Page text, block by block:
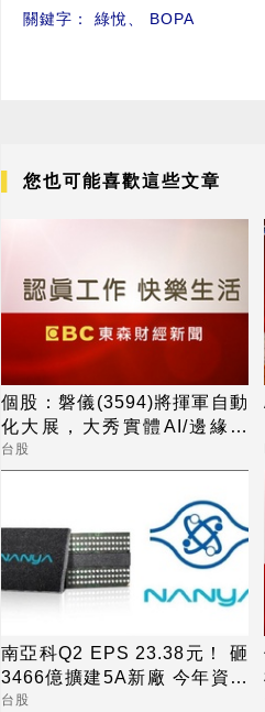
關鍵字： 綠悅、 BOPA
您也可能喜歡這些文章
個股：磐儀(3594)將揮軍自動
化大展，大秀實體AI/邊緣運
算/機器人肌肉
台股
南亞科Q2 EPS 23.38元！ 砸
3466億擴建5A新廠 今年資本
支出增至697億
台股